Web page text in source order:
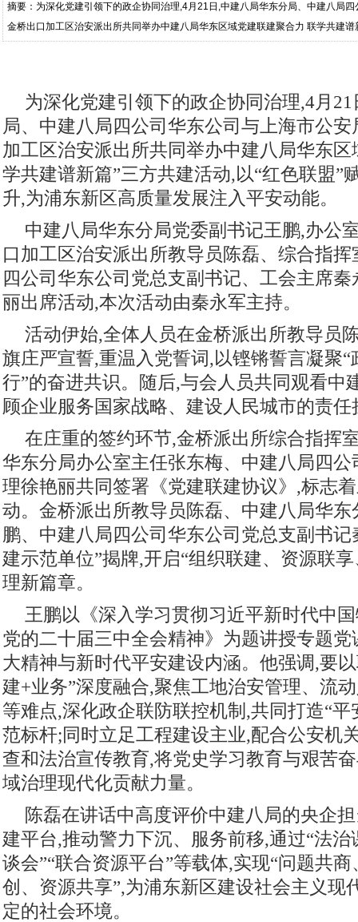
摘要：为深化党建引领下的政企协同治理,4月21日,中建八局华东分局、中建八局
金桥出口加工区治安派出所共同举办中建八局华东区域党建联建聚合力 联学共建
为深化党建引领下的政企协同治理,4月
局、中建八局四公司华东公司与上海市公
加工区治安派出所共同举办中建八局华东
学共建谱新篇”三方共建活动,以“红色联盟”
升,为浦东新区高质量发展注入平安动能。
中建八局华东分局党委副书记‌王鹏‌,办公
口加工区治安派出所教导员‌陈磊‌、综合指
四公司华东公司党总支副书记、工会主席
丽‌出席活动,本次活动由秦永军‌主持。
活动伊始,全体人员在金桥派出所教导员‌
旗庄严宣誓,重温入党誓词,以铿锵誓言凝聚
行”的奋进共识。随后,与会人员共同观看中
顾企业服务国家战略、建设人民城市的责任
在庄重的签约环节,金桥派出所综合指挥
华东分局办公室主任‌张东梅‌、中建八局四
理‌徐艳丽‌共同签署《党建联建协议》,标志
动。金桥派出所教导员‌陈磊、中建八局华
鹏、中建八局四公司华东公司党总支副书
建示范单位”揭牌,开启“组织联建、资源联
理新篇章。
王鹏‌以《深入学习贯彻习近平新时代中
党的二十届三中全会精神》为题讲授专题
大精神与新时代平安建设内涵。他强调,要
建+业务”深度融合,聚焦工地治安管理、流
等难点,深化政企联防联控机制,共同打造“平
范标杆;同时立足工程建设主业,配合公安机
查和法治宣传教育,将党史学习教育与艰苦
域治理现代化贡献力量。
陈磊‌在讲话中高度评价中建八局的央企
建平台,推动警力下沉、服务前移,通过“法治
谈会”“联合资源平台”等载体,实现“问题共
创、资源共享”,为浦东新区建设社会主义现
定的社会环境。